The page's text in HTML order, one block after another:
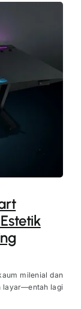
milenial dan
layar—entah lagi